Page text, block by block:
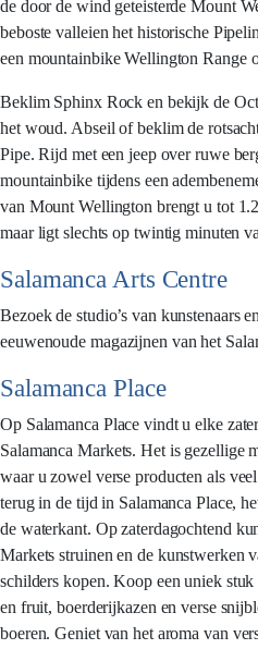
de door de wind geteisterde Mount
beboste valleien het historische
een mountainbike Wellington Range
Beklim Sphinx Rock en bekijk de
het woud. Abseil of beklim de
Pipe. Rijd met een jeep over ruwe
mountainbike tijdens een
van Mount Wellington brengt u tot
maar ligt slechts op twintig minuten
Salamanca Arts Centre
Bezoek de studio’s van kunstenaars
eeuwenoude magazijnen van het
Salamanca Place
Op Salamanca Place vindt u elke
Salamanca Markets. Het is gezellige
waar u zowel verse producten als
terug in de tijd in Salamanca Place,
de waterkant. Op zaterdagochtend
Markets struinen en de kunstwerken
schilders kopen. Koop een uniek
en fruit, boerderijkazen en verse
boeren. Geniet van het aroma van